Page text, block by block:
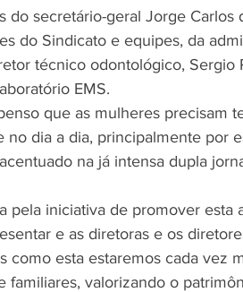
do secretário-geral Jorge Carlos
do Sindicato e equipes, da
técnico odontológico, Sergio
EMS.
que as mulheres precisam
dia a dia, principalmente por
na já intensa dupla
pela iniciativa de promover esta
e as diretoras e os
como esta estaremos cada vez
familiares, valorizando o